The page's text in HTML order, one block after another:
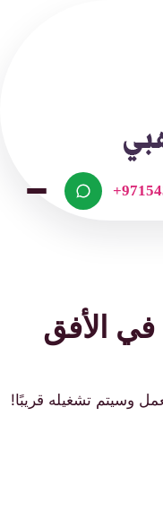
في الأفق
وسيتم تشغيله قريبًا!